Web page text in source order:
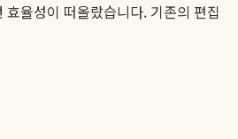
율성이 떠올랐습니다. 기존의 편집